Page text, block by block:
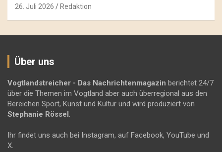
26. Juli 2026 Redaktion
Über uns
Vogtlandstreicher - Das Nachrichtenmagazin berichtet 24/7
über die Themen im Vogtland aber auch überregional aus den
Bereichen Sport, Kunst und Kultur und wird produziert von
Stephanie Rössel .
Ihr findet uns auch bei Instagram, auf Facebook, YouTube und
X.